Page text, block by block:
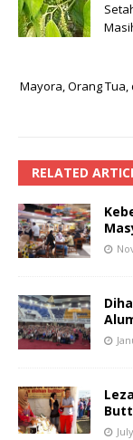
Mayora, Orang
RELATED